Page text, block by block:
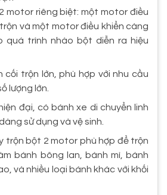
motor riêng biệt: một motor điều
và một motor điều khiển càng
quá trình nhào bột diễn ra hiệu
cối trộn lớn, phù hợp với nhu cầu
lượng lớn.
đại, có bánh xe di chuyển linh
sử dụng và vệ sinh.
trộn bột 2 motor phù hợp để trộn
bánh bông lan, bánh mì, bánh
và nhiều loại bánh khác với khối